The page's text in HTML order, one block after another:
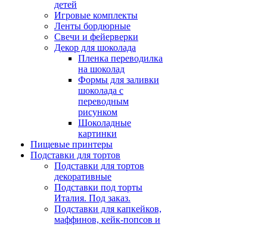
детей
Игровые комплекты
Ленты бордюрные
Свечи и фейерверки
Декор для шоколада
Пленка переводилка
на шоколад
Формы для заливки
шоколада с
переводным
рисунком
Шоколадные
картинки
Пищевые принтеры
Подставки для тортов
Подставки для тортов
декоративные
Подставки под торты
Италия. Под заказ.
Подставки для капкейков,
маффинов, кейк-попсов и